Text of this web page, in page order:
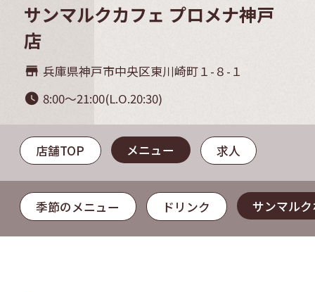
サンマルクカフェ プロメナ神戸
店
store_mall_directory 兵庫県神戸市中央区東川崎町１-８-１
watch_later 8:00～21:00(L.O.20:30)
店舗TOP メニュー 求人
季節のメニュー ドリンク サンマル